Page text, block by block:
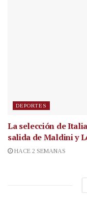
DEPORTES
La selección de
salida de Maldini y
HACE 2 SEMANAS